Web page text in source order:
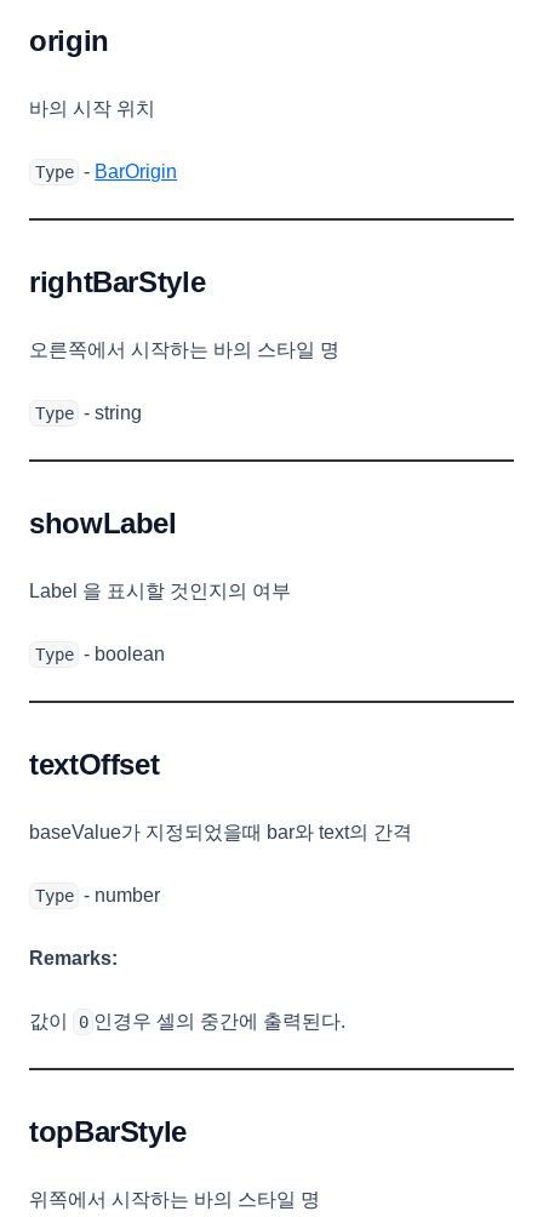
origin
바의 시작 위치
Type - BarOrigin
rightBarStyle
오른쪽에서 시작하는 바의 스타일 명
Type - string
showLabel
Label 을 표시할 것인지의 여부
Type - boolean
textOffset
baseValue가 지정되었을때 bar와 text의 간격
Type - number
Remarks:
값이 0 인경우 셀의 중간에 출력된다.
topBarStyle
위쪽에서 시작하는 바의 스타일 명